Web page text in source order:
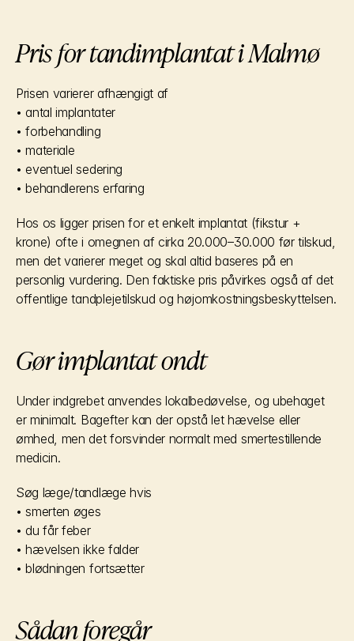
Pris for tandimplantat i Malmø
Prisen varierer afhængigt af
• antal implantater
• forbehandling
• materiale
• eventuel sedering
• behandlerens erfaring
Hos os ligger prisen for et enkelt implantat (fikstur +
krone) ofte i omegnen af cirka 20.000–30.000 før tilskud,
men det varierer meget og skal altid baseres på en
personlig vurdering. Den faktiske pris påvirkes også af det
offentlige tandplejetilskud og højomkostningsbeskyttelsen.
Gør implantat ondt
Under indgrebet anvendes lokalbedøvelse, og ubehaget
er minimalt. Bagefter kan der opstå let hævelse eller
ømhed, men det forsvinder normalt med smertestillende
medicin.
Søg læge/tandlæge hvis
• smerten øges
• du får feber
• hævelsen ikke falder
• blødningen fortsætter
Sådan foregår